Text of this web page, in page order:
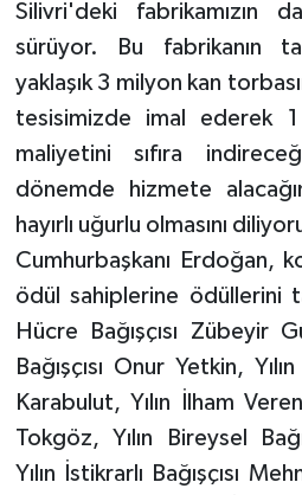
Silivri'deki fabrikamızın
sürüyor. Bu fabrikanın
yaklaşık 3 milyon kan
tesisimizde imal ederek
maliyetini sıfıra
dönemde hizmete
hayırlı uğurlu olmasını
Cumhurbaşkanı Erdoğan,
ödül sahiplerine ödüllerini
Hücre Bağışçısı Zübeyir
Bağışçısı Onur Yetkin,
Karabulut, Yılın İlham
Tokgöz, Yılın Bireysel
Yılın İstikrarlı Bağışçısı